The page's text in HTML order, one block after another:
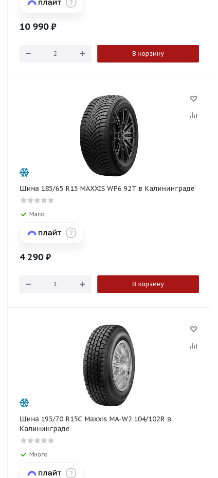
10 990 ₽
В корзину
Шина 185/65 R15 MAXXIS WP6 92T в Калининграде
Мало
4 290 ₽
В корзину
Шина 195/70 R15C Maxxis MA-W2 104/102R в
Калининграде
Много